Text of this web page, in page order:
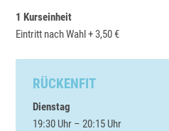
1 Kurseinheit
Eintritt nach Wahl + 3,50 €
RÜCKENFIT
Dienstag
19:30 Uhr – 20:15 Uhr